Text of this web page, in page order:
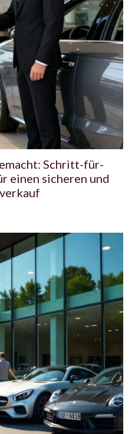
Schritt-für-
einen sicheren und